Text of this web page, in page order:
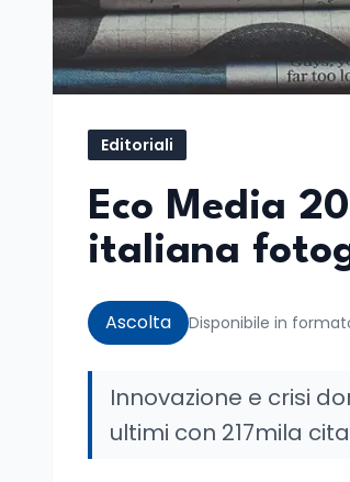
Editoriali
Eco Media
italiana
Ascolta Disponibile in
Innovazione e crisi
ultimi con 217mila